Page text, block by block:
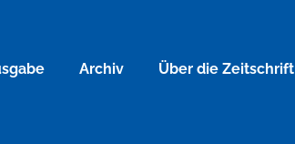
Archiv Über die Zeitschrift